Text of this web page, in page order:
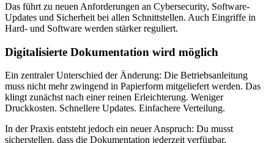
Das führt zu neuen Anforderungen an Cybersecurity, Software-
Updates und Sicherheit bei allen Schnittstellen. Auch Eingriffe in
Hard- und Software werden stärker reguliert.
Digitalisierte Dokumentation wird möglich
Ein zentraler Unterschied der Änderung: Die Betriebsanleitung
muss nicht mehr zwingend in Papierform mitgeliefert werden. Das
klingt zunächst nach einer reinen Erleichterung. Weniger
Druckkosten. Schnellere Updates. Einfachere Verteilung.
In der Praxis entsteht jedoch ein neuer Anspruch: Du musst
sicherstellen, dass die Dokumentation jederzeit verfügbar,